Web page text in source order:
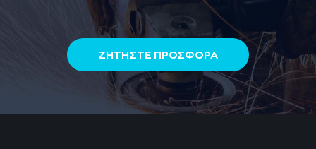
ΖΗΤΗΣΤΕ ΠΡΟΣΦΟΡΑ